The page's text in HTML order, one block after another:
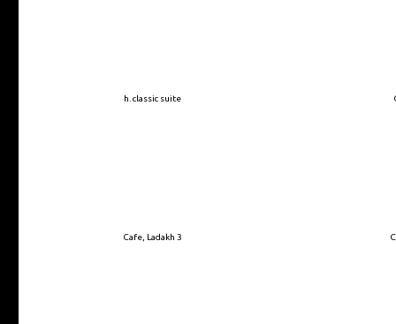
h. classic suite
Cafe, Ladakh 3